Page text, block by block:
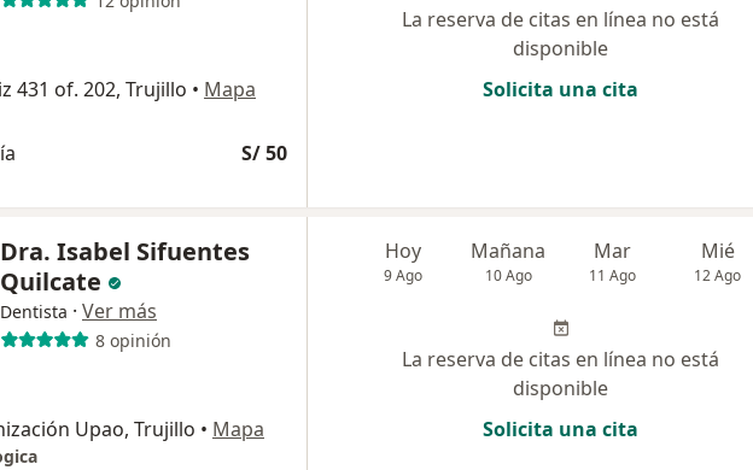
431 of. 202, Trujillo • Mapa
S/ 50
La reserva de citas en línea no está
disponible
Solicita una cita
Dra. Isabel Sifuentes
Quilcate
Dentista · Ver más
8 opinión
Upao, Trujillo • Mapa
Hoy
9 Ago
Mañana
10 Ago
Mar
11 Ago
Mié
12 Ago
La reserva de citas en línea no está
disponible
Solicita una cita